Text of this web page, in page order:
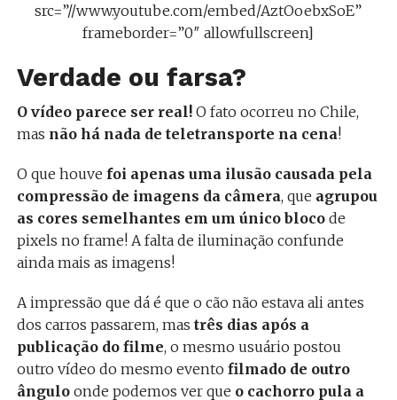
src=”//www.youtube.com/embed/AztOoebxSoE”
frameborder=”0″ allowfullscreen]
Verdade ou farsa?
O vídeo parece ser real!O fato ocorreu no Chile,
mas não há nada de teletransporte na cena!
O que houve foi apenas uma ilusão causada pela
compressão de imagens da câmera, que agrupou
as cores semelhantes em um único blocode
pixels no frame! A falta de iluminação confunde
ainda mais as imagens!
A impressão que dá é que o cão não estava ali antes
dos carros passarem, mas três dias após a
publicação do filme, o mesmo usuário postou
outro vídeo do mesmo evento filmado de outro
ânguloonde podemos ver que o cachorro pula a